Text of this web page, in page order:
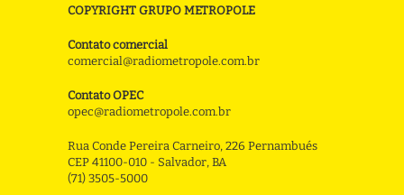
COPYRIGHT GRUPO METROPOLE
Contato comercial
comercial@radiometropole.com.br
Contato OPEC
opec@radiometropole.com.br
Rua Conde Pereira Carneiro, 226 Pernambués
CEP 41100-010 - Salvador, BA
(71) 3505-5000